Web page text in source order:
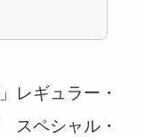
レギュラー・
ペシャル・